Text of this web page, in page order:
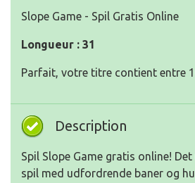
Slope Game - Spil Gratis Online
Longueur : 31
Parfait, votre titre contient entre
Description
Spil Slope Game gratis online!
spil med udfordrende baner og